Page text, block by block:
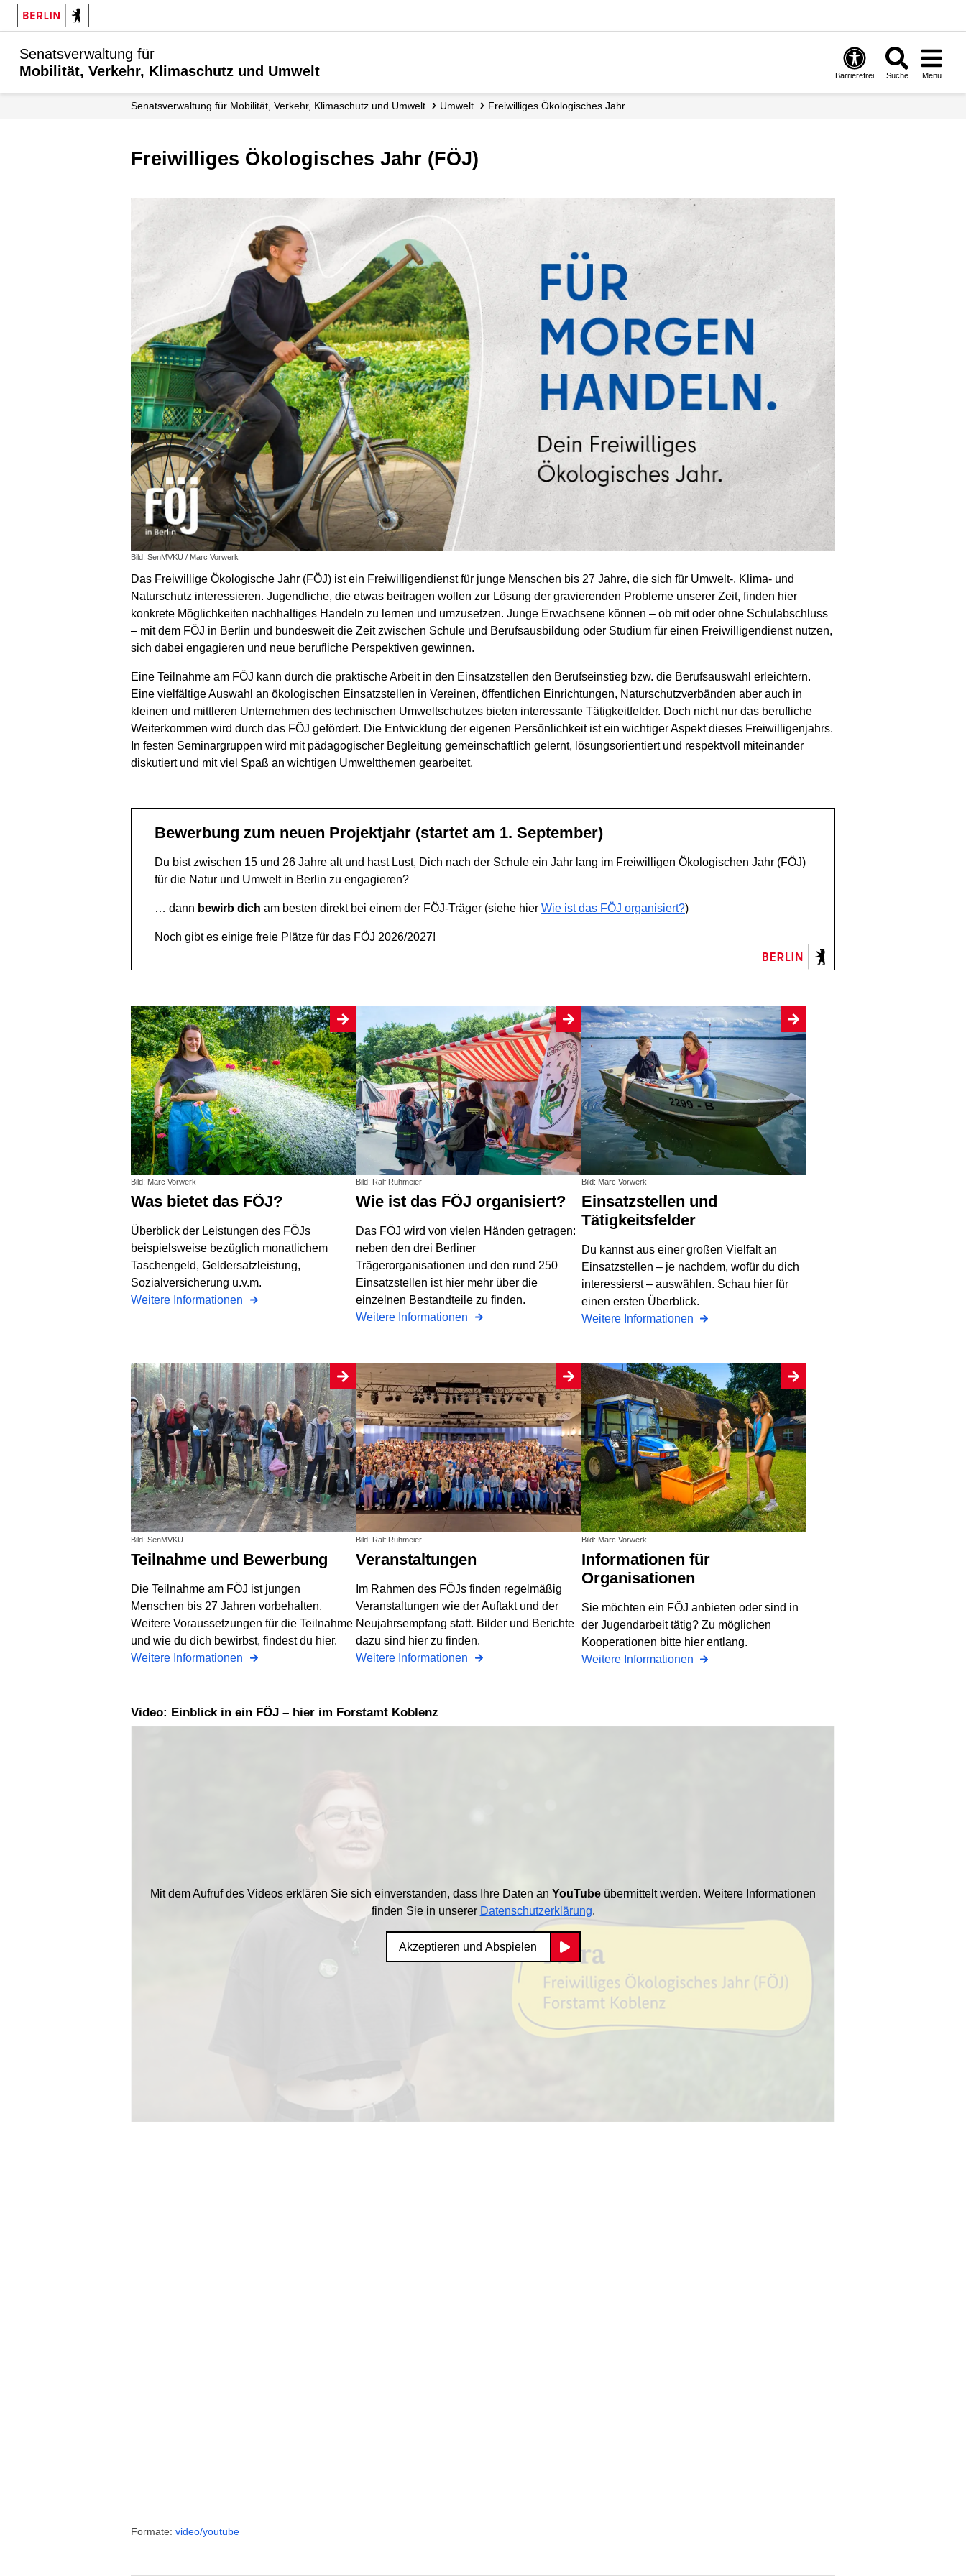
Senatsverwaltung für
Mobilität, Verkehr, Klimaschutz und Umwelt
Barrierefrei Suche Menü
Senatsverwaltung für Mobilität, Verkehr, Klimaschutz und Umwelt Umwelt Freiwilliges Ökologisches Jahr
Freiwilliges Ökologisches Jahr (FÖJ)
Bild: SenMVKU / Marc Vorwerk
Das Freiwillige Ökologische Jahr (FÖJ) ist ein Freiwilligendienst für junge Menschen bis 27 Jahre, die sich für Umwelt-, Klima- und
Naturschutz interessieren. Jugendliche, die etwas beitragen wollen zur Lösung der gravierenden Probleme unserer Zeit, finden hier
konkrete Möglichkeiten nachhaltiges Handeln zu lernen und umzusetzen. Junge Erwachsene können – ob mit oder ohne Schulabschluss
– mit dem FÖJ in Berlin und bundesweit die Zeit zwischen Schule und Berufsausbildung oder Studium für einen Freiwilligendienst nutzen,
sich dabei engagieren und neue berufliche Perspektiven gewinnen.
Eine Teilnahme am FÖJ kann durch die praktische Arbeit in den Einsatzstellen den Berufseinstieg bzw. die Berufsauswahl erleichtern.
Eine vielfältige Auswahl an ökologischen Einsatzstellen in Vereinen, öffentlichen Einrichtungen, Naturschutzverbänden aber auch in
kleinen und mittleren Unternehmen des technischen Umweltschutzes bieten interessante Tätigkeitfelder. Doch nicht nur das berufliche
Weiterkommen wird durch das FÖJ gefördert. Die Entwicklung der eigenen Persönlichkeit ist ein wichtiger Aspekt dieses Freiwilligenjahrs.
In festen Seminargruppen wird mit pädagogischer Begleitung gemeinschaftlich gelernt, lösungsorientiert und respektvoll miteinander
diskutiert und mit viel Spaß an wichtigen Umweltthemen gearbeitet.
Bewerbung zum neuen Projektjahr (startet am 1. September)
Du bist zwischen 15 und 26 Jahre alt und hast Lust, Dich nach der Schule ein Jahr lang im Freiwilligen Ökologischen Jahr (FÖJ)
für die Natur und Umwelt in Berlin zu engagieren?
… dann bewirb dich am besten direkt bei einem der FÖJ-Träger (siehe hier Wie ist das FÖJ organisiert?)
Noch gibt es einige freie Plätze für das FÖJ 2026/2027!
Bild: Marc Vorwerk
Was bietet das FÖJ?
Überblick der Leistungen des FÖJs
beispielsweise bezüglich monatlichem
Taschengeld, Geldersatzleistung,
Sozialversicherung u.v.m.
Weitere Informationen
Bild: Ralf Rühmeier
Wie ist das FÖJ organisiert?
Das FÖJ wird von vielen Händen getragen:
neben den drei Berliner
Trägerorganisationen und den rund 250
Einsatzstellen ist hier mehr über die
einzelnen Bestandteile zu finden.
Weitere Informationen
Bild: Marc Vorwerk
Einsatzstellen und
Tätigkeitsfelder
Du kannst aus einer großen Vielfalt an
Einsatzstellen – je nachdem, wofür du dich
interessierst – auswählen. Schau hier für
einen ersten Überblick.
Weitere Informationen
Bild: SenMVKU
Teilnahme und Bewerbung
Die Teilnahme am FÖJ ist jungen
Menschen bis 27 Jahren vorbehalten.
Weitere Voraussetzungen für die Teilnahme
und wie du dich bewirbst, findest du hier.
Weitere Informationen
Bild: Ralf Rühmeier
Veranstaltungen
Im Rahmen des FÖJs finden regelmäßig
Veranstaltungen wie der Auftakt und der
Neujahrsempfang statt. Bilder und Berichte
dazu sind hier zu finden.
Weitere Informationen
Bild: Marc Vorwerk
Informationen für
Organisationen
Sie möchten ein FÖJ anbieten oder sind in
der Jugendarbeit tätig? Zu möglichen
Kooperationen bitte hier entlang.
Weitere Informationen
Video: Einblick in ein FÖJ – hier im Forstamt Koblenz
Mit dem Aufruf des Videos erklären Sie sich einverstanden, dass Ihre Daten an YouTube übermittelt werden. Weitere Informationen
finden Sie in unserer Datenschutzerklärung.
Akzeptieren und Abspielen
Formate: video/youtube